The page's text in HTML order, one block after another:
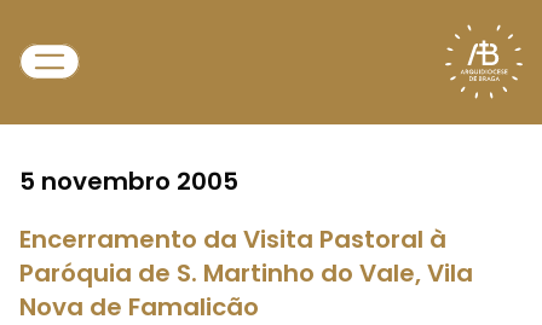
5 novembro 2005
Encerramento da Visita Pastoral à
Paróquia de S. Martinho do Vale, Vila
Nova de Famalicão